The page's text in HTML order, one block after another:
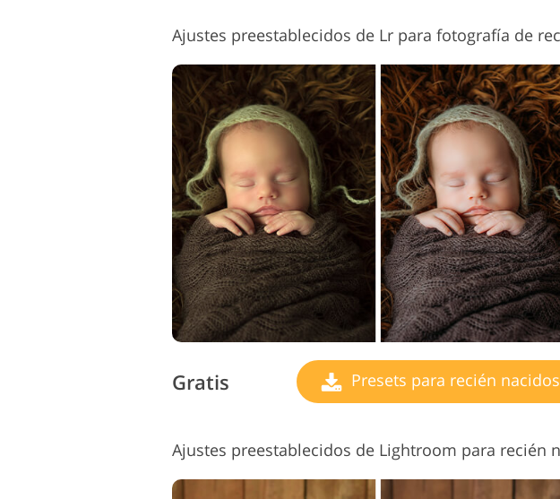
Gratis Presets para recién nacidos